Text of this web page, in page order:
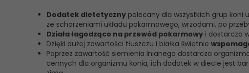
Dodatek dietetyczny polecany dla wszystkich grup koni
ze schorzeniami układu pokarmowego, wrzodami, po
Działa łagodząco na przewód pokarmowy i dostarcza
Dzięki dużej zawartości tłuszczu i białka świetnie
Poprzez zawartość siemienia lnianego dostarcza
cennych dla organizmu konia, ich dodatek w diecie jest